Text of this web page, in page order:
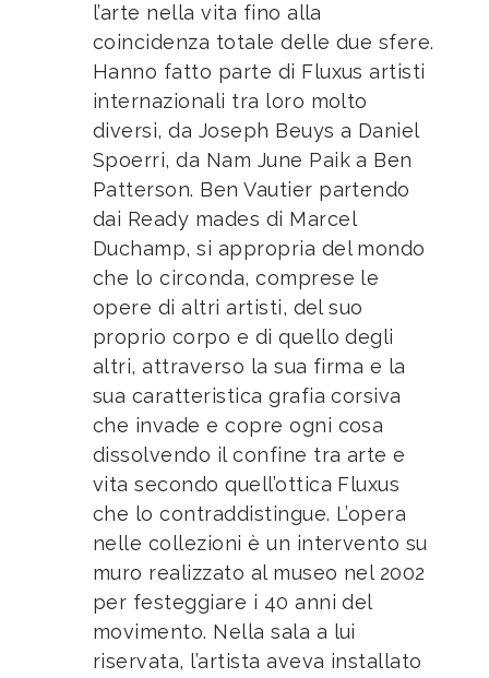
l’arte nella vita fino alla
coincidenza totale delle due sfere.
Hanno fatto parte di Fluxus artisti
internazionali tra loro molto
diversi, da Joseph Beuys a Daniel
Spoerri, da Nam June Paik a Ben
Patterson. Ben Vautier partendo
dai Ready mades di Marcel
Duchamp, si appropria del mondo
che lo circonda, comprese le
opere di altri artisti, del suo
proprio corpo e di quello degli
altri, attraverso la sua firma e la
sua caratteristica grafia corsiva
che invade e copre ogni cosa
dissolvendo il confine tra arte e
vita secondo quell’ottica Fluxus
che lo contraddistingue. L’opera
nelle collezioni è un intervento su
muro realizzato al museo nel 2002
per festeggiare i 40 anni del
movimento. Nella sala a lui
riservata, l’artista aveva installato